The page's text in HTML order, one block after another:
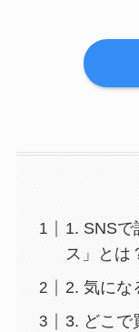
1. SNSで
ス」とは
2. 気にな
3. どこで